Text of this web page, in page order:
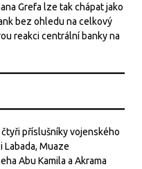
Grefa lze tak chápat jako
bez ohledu na celkový
reakci centrální banky na
příslušníky vojenského
Labada, Muaze
Abu Kamila a Akrama